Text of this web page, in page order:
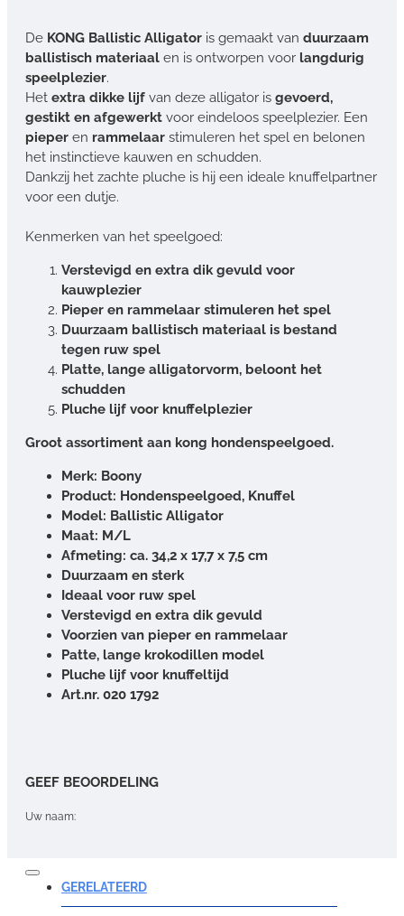
De KONG Ballistic Alligator is gemaakt van duurzaam
ballistisch materiaal en is ontworpen voor langdurig
speelplezier.
Het extra dikke lijf van deze alligator is gevoerd,
gestikt en afgewerkt voor eindeloos speelplezier. Een
pieper en rammelaar stimuleren het spel en belonen
het instinctieve kauwen en schudden.
Dankzij het zachte pluche is hij een ideale knuffelpartner
voor een dutje.
Kenmerken van het speelgoed:
Verstevigd en extra dik gevuld voor
kauwplezier
Pieper en rammelaar stimuleren het spel
Duurzaam ballistisch materiaal is bestand
tegen ruw spel
Platte, lange alligatorvorm, beloont het
schudden
Pluche lijf voor knuffelplezier
Groot assortiment aan kong hondenspeelgoed.
Merk: Boony
Product: Hondenspeelgoed, Knuffel
Model: Ballistic Alligator
Maat: M/L
Afmeting: ca. 34,2 x 17,7 x 7,5 cm
Duurzaam en sterk
Ideaal voor ruw spel
Verstevigd en extra dik gevuld
Voorzien van pieper en rammelaar
Patte, lange krokodillen model
Pluche lijf voor knuffeltijd
Art.nr. 020 1792
GEEF BEOORDELING
Uw naam:
Opmerking:
GERELATEERD